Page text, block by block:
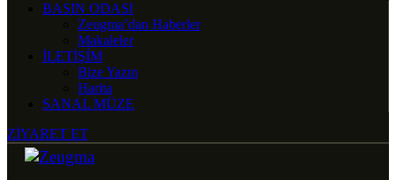
BASIN ODASI
Zeugma’dan Haberler
Makaleler
İLETİŞİM
Bize Yazın
Harita
SANAL MÜZE
ZİYARET ET